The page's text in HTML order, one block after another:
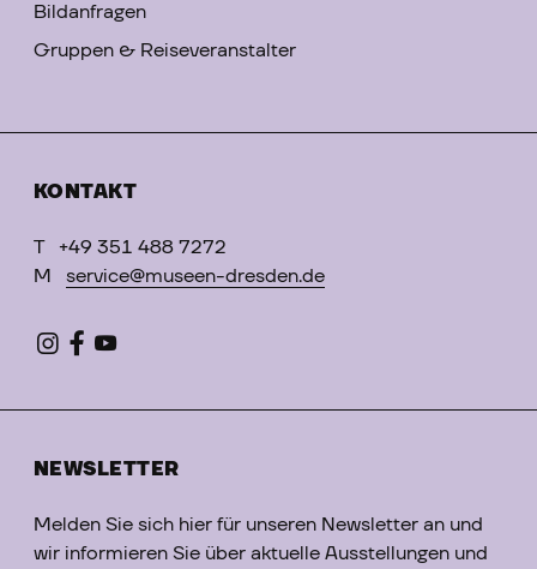
Bildanfragen
Gruppen & Reiseveranstalter
KONTAKT
T
+49 351 488 7272
M
service@museen-dresden.de
NEWSLETTER
Melden Sie sich hier für unseren Newsletter an und
wir informieren Sie über aktuelle Ausstellungen und